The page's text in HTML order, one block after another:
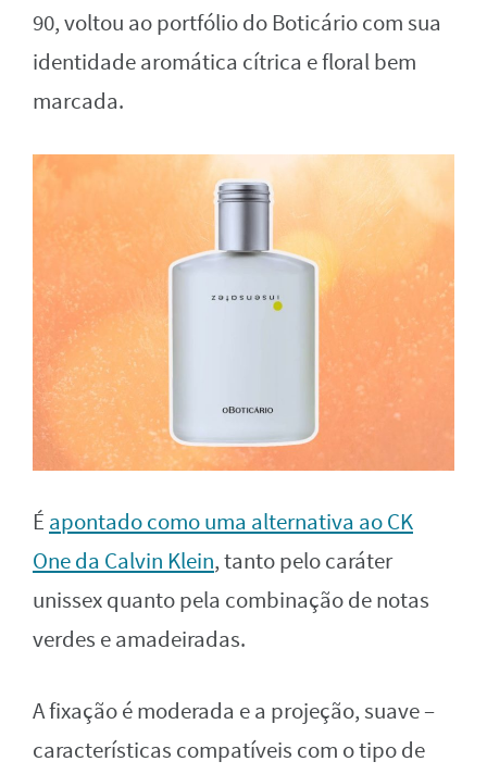
90, voltou ao portfólio do Boticário com sua
identidade aromática cítrica e floral bem
marcada.
É apontado como uma alternativa ao CK
One da Calvin Klein, tanto pelo caráter
unissex quanto pela combinação de notas
verdes e amadeiradas.
A fixação é moderada e a projeção, suave –
características compatíveis com o tipo de